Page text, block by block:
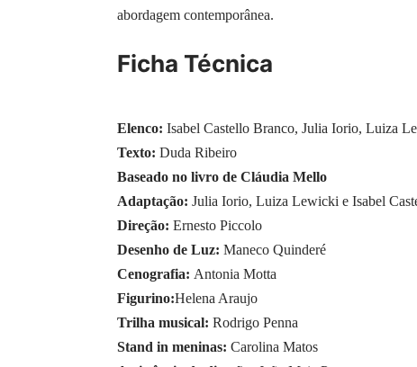
abordagem contemporânea.
Ficha Técnica
Elenco: Isabel Castello Branco, Julia Iorio, Luiza
Texto: Duda Ribeiro
Baseado no livro de Cláudia Mello
Adaptação: Julia Iorio, Luiza Lewicki e Isabel
Direção: Ernesto Piccolo
Desenho de Luz: Maneco Quinderé
Cenografia: Antonia Motta
Figurino:Helena Araujo
Trilha musical: Rodrigo Penna
Stand in meninas: Carolina Matos